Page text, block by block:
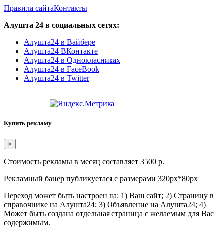
Правила сайтаКонтакты
Алушта 24 в социальных сетях:
Алушта24 в Вайбере
Алушта24 ВКонтакте
Алушта24 в Однокласниках
Алушта24 в FaceBook
Алушта24 в Twitter
Купить рекламу
×
Стоимость рекламы в месяц составляет 3500 р.
Рекламный банер публикуетася с размерами 320px*80px
Переход может быть настроен на: 1) Ваш сайт; 2) Страницу в
справочнике на Алушта24; 3) Объявление на Алушта24; 4)
Может быть создана отдельная страница с желаемым для Вас
содержимым.